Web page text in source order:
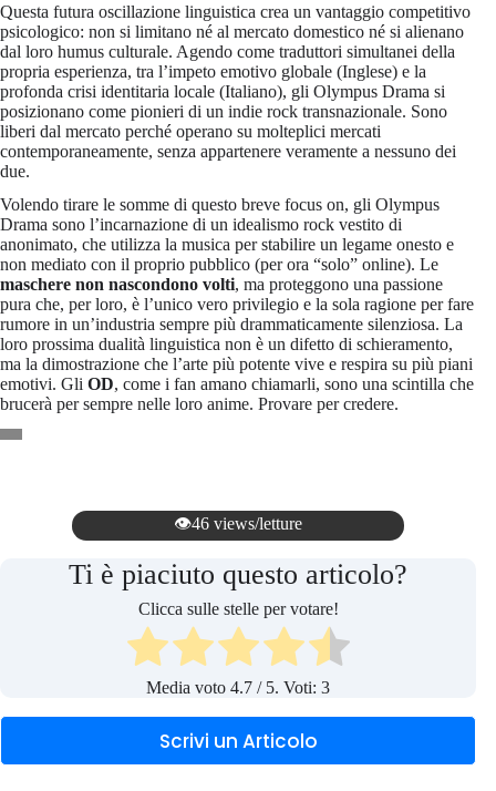
Questa futura oscillazione linguistica crea un vantaggio competitivo
psicologico: non si limitano né al mercato domestico né si alienano
dal loro humus culturale. Agendo come traduttori simultanei della
propria esperienza, tra l’impeto emotivo globale (Inglese) e la
profonda crisi identitaria locale (Italiano), gli Olympus Drama si
posizionano come pionieri di un indie rock transnazionale. Sono
liberi dal mercato perché operano su molteplici mercati
contemporaneamente, senza appartenere veramente a nessuno dei
due.
Volendo tirare le somme di questo breve focus on, gli Olympus
Drama sono l’incarnazione di un idealismo rock vestito di
anonimato, che utilizza la musica per stabilire un legame onesto e
non mediato con il proprio pubblico (per ora “solo” online). Le
maschere non nascondono volti, ma proteggono una passione
pura che, per loro, è l’unico vero privilegio e la sola ragione per fare
rumore in un’industria sempre più drammaticamente silenziosa. La
loro prossima dualità linguistica non è un difetto di schieramento,
ma la dimostrazione che l’arte più potente vive e respira su più piani
emotivi. Gli OD, come i fan amano chiamarli, sono una scintilla che
brucerà per sempre nelle loro anime. Provare per credere.
👁️46 views/letture
Ti è piaciuto questo articolo?
Clicca sulle stelle per votare!
Media voto4.7 / 5. Voti:3
Scrivi un Articolo